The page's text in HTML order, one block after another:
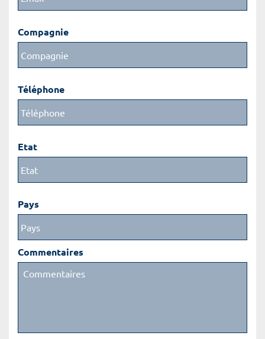
Compagnie
Téléphone
Etat
Pays
Commentaires